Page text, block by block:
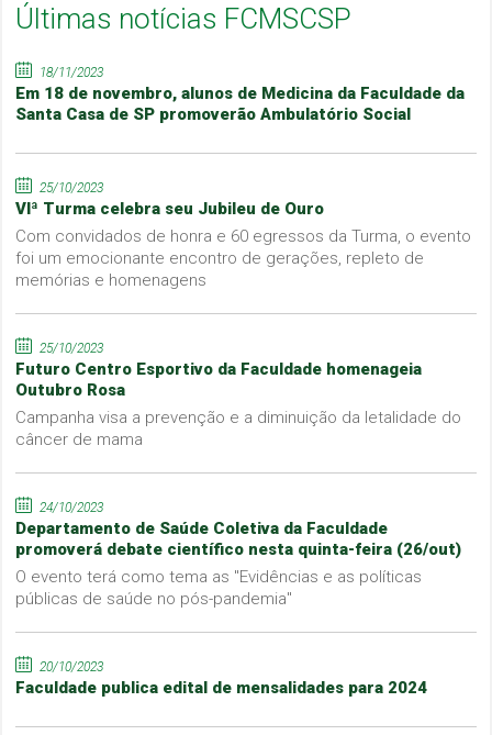
Últimas notícias FCMSCSP
18/11/2023
Em 18 de novembro, alunos de Medicina da Faculdade da
Santa Casa de SP promoverão Ambulatório Social
25/10/2023
VIª Turma celebra seu Jubileu de Ouro
Com convidados de honra e 60 egressos da Turma, o evento
foi um emocionante encontro de gerações, repleto de
memórias e homenagens
25/10/2023
Futuro Centro Esportivo da Faculdade homenageia
Outubro Rosa
Campanha visa a prevenção e a diminuição da letalidade do
câncer de mama
24/10/2023
Departamento de Saúde Coletiva da Faculdade
promoverá debate científico nesta quinta-feira (26/out)
O evento terá como tema as "Evidências e as políticas
públicas de saúde no pós-pandemia"
20/10/2023
Faculdade publica edital de mensalidades para 2024